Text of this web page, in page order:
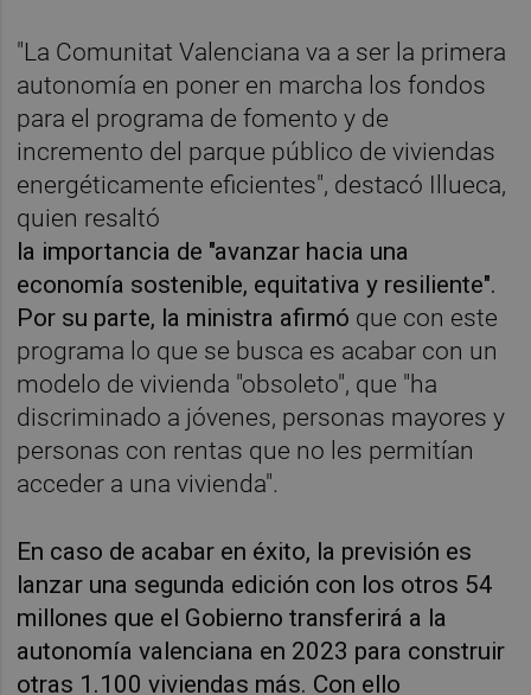
"La Comunitat Valenciana va a ser la primera
autonomía en poner en marcha los fondos
para el programa de fomento y de
incremento del parque público de viviendas
energéticamente eficientes", destacó Illueca,
quien resaltó
la importancia de "avanzar hacia una
economía sostenible, equitativa y resiliente".
Por su parte, la ministra afirmó que con este
programa lo que se busca es acabar con un
modelo de vivienda "obsoleto", que "ha
discriminado a jóvenes, personas mayores y
personas con rentas que no les permitían
acceder a una vivienda".
En caso de acabar en éxito, la previsión es
lanzar una segunda edición con los otros 54
millones que el Gobierno transferirá a la
autonomía valenciana en 2023 para construir
otras 1.100 viviendas más. Con ello